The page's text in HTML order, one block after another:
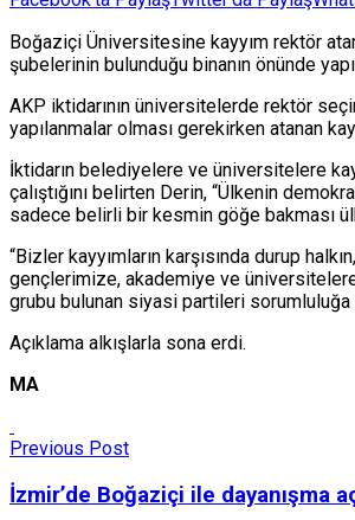
Boğaziçi Üniversitesine kayyım rektör
şubelerinin bulunduğu binanın önünde
AKP iktidarının üniversitelerde rektör
yapılanmalar olması gerekirken atanan
İktidarın belediyelere ve üniversitelere
çalıştığını belirten Derin, “Ülkenin
sadece belirli bir kesmin göğe bakması
“Bizler kayyımların karşısında durup
gençlerimize, akademiye ve
grubu bulunan siyasi partileri sorumluluğa
Açıklama alkışlarla sona erdi.
MA
Previous Post
İzmir’de Boğaziçi ile dayanışma